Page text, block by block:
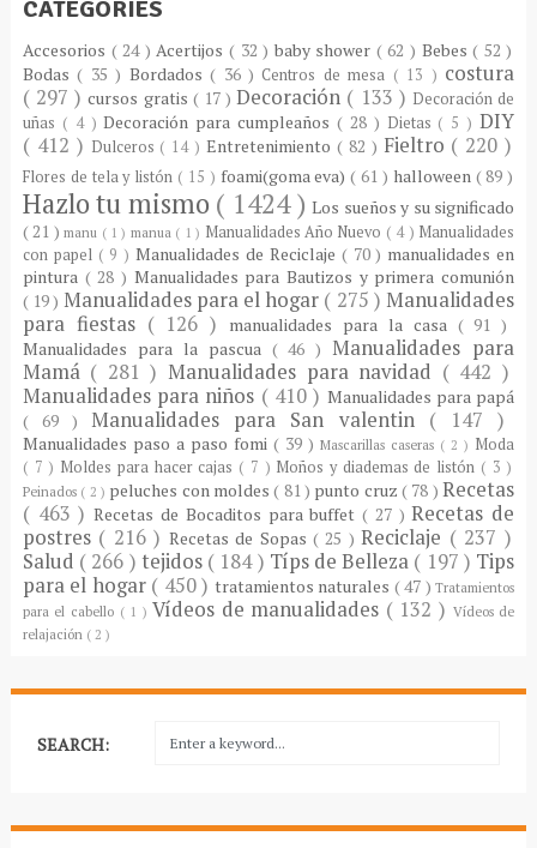
CATEGORIES
Accesorios ( 24 )Acertijos ( 32 ) baby shower ( 62 ) Bebes( 52 )
Bodas( 35 ) Bordados( 36 ) Centros de mesa ( 13 ) costura
( 297 )cursos gratis ( 17 )Decoración ( 133 ) Decoración de
uñas ( 4 )Decoración para cumpleaños( 28 ) Dietas ( 5 )DIY
( 412 ) Dulceros ( 14 )Entretenimiento ( 82 ) Fieltro ( 220 )
Flores de tela y listón ( 15 ) foami(goma eva)( 61 ) halloween ( 89 )
Hazlo tu mismo ( 1424 )Los sueños y su significado
( 21 )manu ( 1 ) manua ( 1 ) Manualidades Año Nuevo ( 4 ) Manualidades
con papel ( 9 )Manualidades de Reciclaje ( 70 ) manualidades en
pintura ( 28 ) Manualidades para Bautizos y primera comunión
( 19 ) Manualidades para el hogar ( 275 )Manualidades
para fiestas ( 126 ) manualidades para la casa ( 91 )
Manualidades para la pascua ( 46 )Manualidades para
Mamá ( 281 ) Manualidades para navidad ( 442 )
Manualidades para niños ( 410 ) Manualidades para papá
( 69 )Manualidades para San valentin ( 147 )
Manualidades paso a paso fomi ( 39 )Mascarillas caseras ( 2 ) Moda
( 7 ) Moldes para hacer cajas ( 7 ) Moños y diademas de listón ( 3 )
Peinados ( 2 ) peluches con moldes( 81 ) punto cruz( 78 )Recetas
( 463 )Recetas de Bocaditos para buffet( 27 )Recetas de
postres ( 216 ) Recetas de Sopas( 25 )Reciclaje ( 237 )
Salud ( 266 ) tejidos ( 184 ) Típs de Belleza ( 197 ) Tips
para el hogar ( 450 ) tratamientos naturales ( 47 )Tratamientos
para el cabello ( 1 ) Vídeos de manualidades ( 132 ) Vídeos de
relajación ( 2 )
SEARCH: